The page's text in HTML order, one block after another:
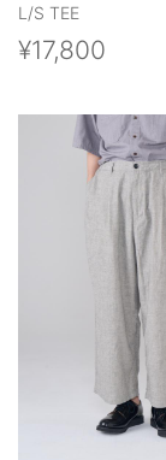
L/S TEE
¥17,800